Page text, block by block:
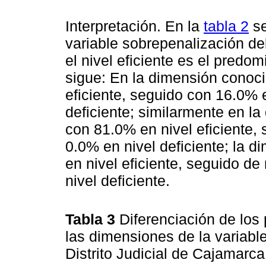
Interpretación. En la tabla 2
variable sobrepenalización
el nivel eficiente es el
sigue: En la dimensión
eficiente, seguido con 16.0%
deficiente; similarmente en
con 81.0% en nivel eficiente,
0.0% en nivel deficiente; la
en nivel eficiente, seguido
nivel deficiente.
Tabla 3 Diferenciación de
las dimensiones de la
Distrito Judicial de